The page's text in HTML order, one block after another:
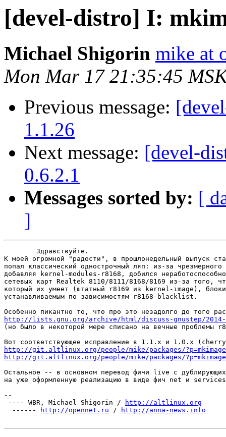
[devel-distro] I:
Michael Shigorin mike at
Mon Mar 17 21:35:45
Previous message:
1.1.26
Next message: [devel-
0.6.2.1
Messages sorted by: [
]
К моей огромной "радости", в прошлонедельный выпуск
попал классический однострочный ляп: из-за чрезмерного
добавляя kernel-modules-r8168, добился
сетевых карт Realtek 8110/8111/8168/8169 из-за того,
который их умеет (штатный r8169 из kernel-image),
устанавливаемым по зависимостям r8168-blacklist.
http://lists.gnu.org/archive/html/discuss-gnustep/2014-
(но было в некоторой мере списано на вечные проблемы
http://git.altlinux.org/people/mike/packages/?p=mkimage-
http://git.altlinux.org/people/mike/packages/?p=mkimage-
Остальное -- в основном перевод фичи live с
на уже оформленную реализацию в виде фич net и
--
---- WBR, Michael Shigorin /
http://altlinux.org
  ------
http://opennet.ru / http://anna-news.info